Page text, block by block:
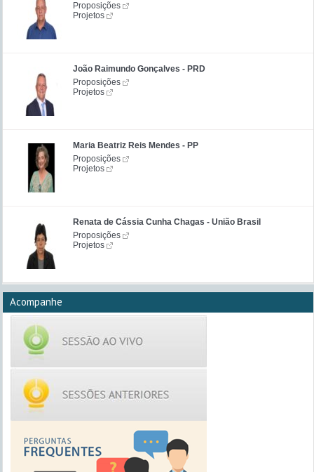
Proposições
Projetos
João Raimundo Gonçalves - PRD
Proposições
Projetos
Maria Beatriz Reis Mendes - PP
Proposições
Projetos
Renata de Cássia Cunha Chagas - União Brasil
Proposições
Projetos
Acompanhe